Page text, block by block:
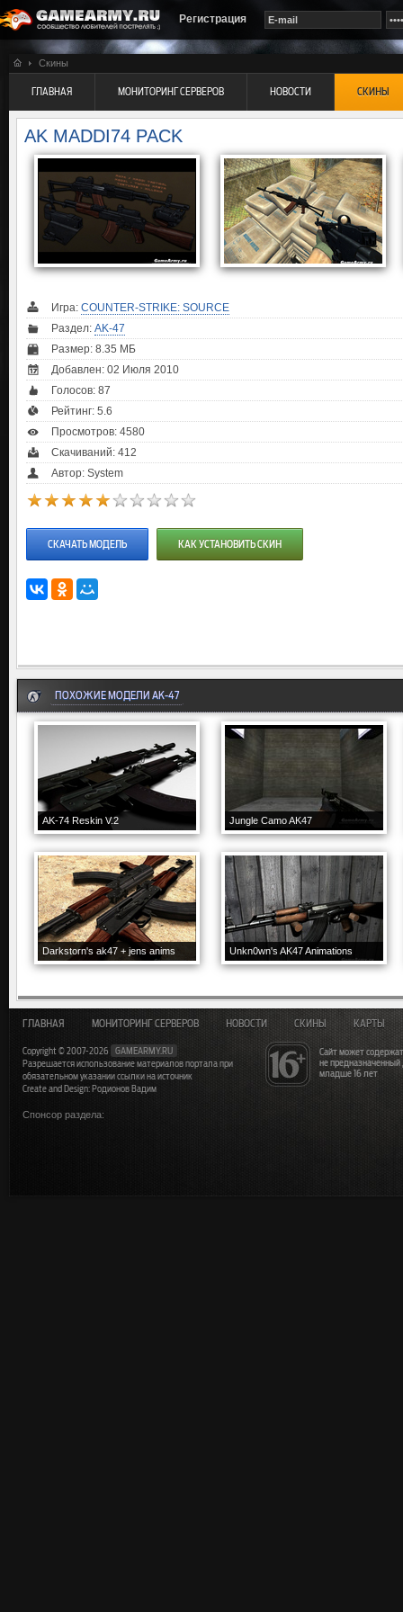
Регистрация
Скины
ГЛАВНАЯ МОНИТОРИНГ СЕРВЕРОВ НОВОСТИ СКИНЫ
AK MADDI74 PACK
Игра: COUNTER-STRIKE: SOURCE
Раздел: AK-47
Размер: 8.35 МБ
Добавлен: 02 Июля 2010
Голосов: 87
Рейтинг: 5.6
Просмотров: 4580
Скачиваний: 412
Автор: System
СКАЧАТЬ МОДЕЛЬ КАК УСТАНОВИТЬ СКИН
ПОХОЖИЕ МОДЕЛИ AK-47
AK-74 Reskin V.2 Jungle Camo AK47
Darkstorn's ak47 + jens anims Unkn0wn's AK47 Animations
Сайт может
не
младше 16 лет
ГЛАВНАЯ МОНИТОРИНГ СЕРВЕРОВ НОВОСТИ СКИНЫ КАРТЫ
Copyright © 2007-2026
GAMEARMY.RU
Разрешается использование материалов портала при
обязательном указании ссылки на источник
Create and Design: Родионов Вадим
Спонсор раздела: